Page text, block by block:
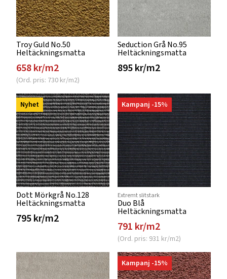
Troy Guld No.50
Heltäckningsmatta
658 kr/m2
(Ord. pris: 730 kr/m2)
Seduction Grå No.95
Heltäckningsmatta
895 kr/m2
Nyhet
Dott Mörkgrå No.128
Heltäckningsmatta
795 kr/m2
Kampanj -15%
Extremt slitstark
Duo Blå
Heltäckningsmatta
791 kr/m2
(Ord. pris: 931 kr/m2)
Kampanj -15%